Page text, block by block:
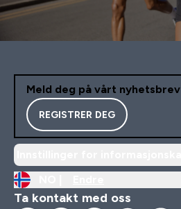
Meld deg på vårt nyhetsbrev
REGISTRER DEG
Ta kontakt med oss